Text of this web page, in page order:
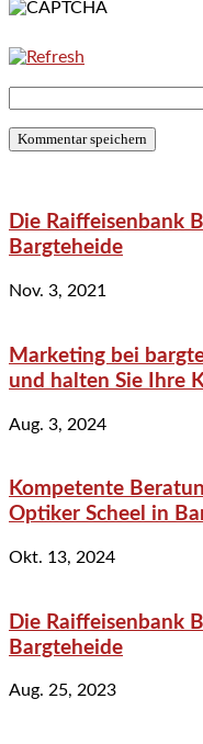
Die Raiffeisenbank
Bargteheide
Nov. 3, 2021
Marketing bei
und halten Sie Ihre
Aug. 3, 2024
Kompetente
Optiker Scheel in
Okt. 13, 2024
Die Raiffeisenbank
Bargteheide
Aug. 25, 2023